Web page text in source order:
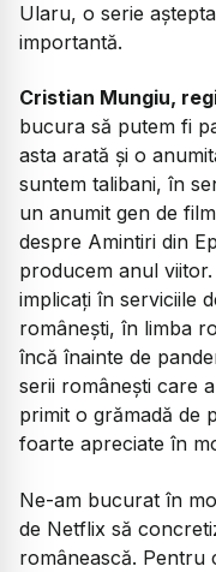
Ularu, o serie
importantă.
Cristian Mungiu,
bucura să putem fi
asta arată și o
suntem talibani, în
un anumit gen de
despre Amintiri din
producem anul
implicați în serviciile
românești, în limba
încă înainte de
serii românești care
primit o grămadă de
foarte apreciate în
Ne-am bucurat în
de Netflix să
românească. Pentru